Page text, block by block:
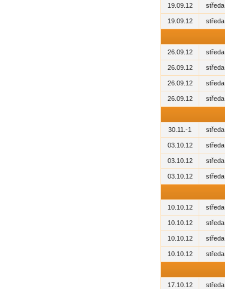
19.09.12 středa
19.09.12 středa
26.09.12 středa
26.09.12 středa
26.09.12 středa
26.09.12 středa
30.11.-1 středa
03.10.12 středa
03.10.12 středa
03.10.12 středa
10.10.12 středa
10.10.12 středa
10.10.12 středa
10.10.12 středa
17.10.12 středa